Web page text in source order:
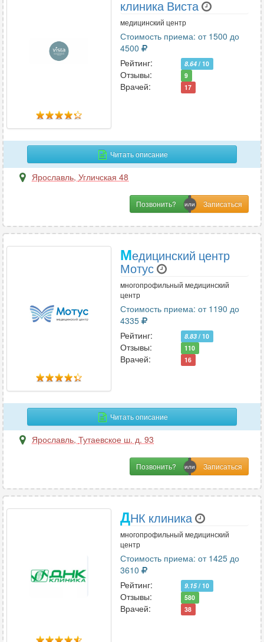
клиника Виста
медицинский центр
Стоимость приема: от 1500 до
4500
Рейтинг:
8.64 / 10
Отзывы: 9
Врачей: 17
Читать описание
Ярославль, Угличская 48
Позвонить?
Медицинский центр
Мотус
многопрофильный медицинский
центр
Стоимость приема: от 1190 до
4335
Рейтинг:
8.83 / 10
Отзывы: 110
Врачей: 16
Читать описание
Ярославль, Тутаевское ш. д. 93
Позвонить?
ДНК клиника
многопрофильный медицинский
центр
Стоимость приема: от 1425 до
3610
Рейтинг:
9.15/ 10
Отзывы: 580
Врачей: 38